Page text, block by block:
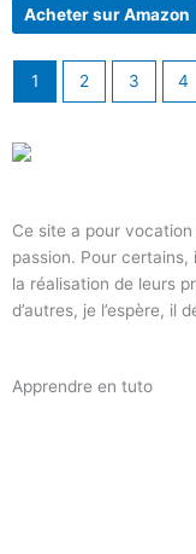
Acheter sur Amazon
1 2 3 4
Ce site a pour
passion. Pour
la réalisation de leurs
d’autres, je l’espère, il
Apprendre en tuto